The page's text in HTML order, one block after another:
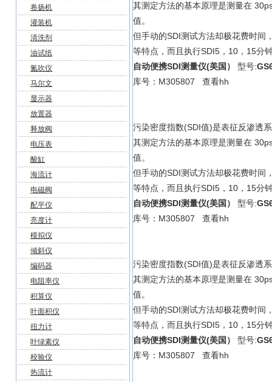
卷扬机
灌装机
清洗剂
油试纸
氮吹仪
马尔文
显示器
放置器
释放阀
电压表
酸缸
海流计
电磁阀
配平仪
亮度计
模拟仪
倾斜仪
编码器
电阻率仪
积算仪
叶面积仪
扭力计
叶绿素仪
校验仪
热流计
其测定方法的基本原理是测量在
值。
但手动的SDI测试方法却极花费时间
等特点，而且执行SDI5，10，15分
自动便携SDI测量仪(美国）
型号:
库号：M305807 查看hh
污染密度指数(SDI值)是表征反渗透
其测定方法的基本原理是测量在
值。
但手动的SDI测试方法却极花费时间
等特点，而且执行SDI5，10，15分
自动便携SDI测量仪(美国）
型号:
库号：M305807 查看hh
污染密度指数(SDI值)是表征反渗透
其测定方法的基本原理是测量在
值。
但手动的SDI测试方法却极花费时间
等特点，而且执行SDI5，10，15分
自动便携SDI测量仪(美国）
型号:
库号：M305807 查看hh